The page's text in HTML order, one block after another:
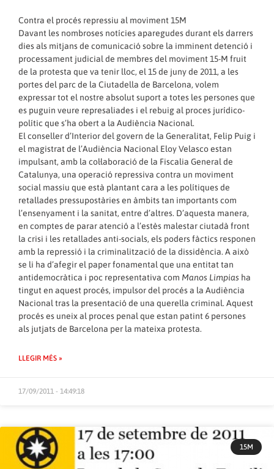
Contra el procés repressiu al moviment 15M
Davant les nombroses notícies aparegudes durant els darrers
dies als mitjans de comunicació sobre la imminent detenció i
processament judicial de membres del moviment 15-M fruit
de la protesta que va tenir lloc, el 15 de juny de 2011, a les
portes del parc de la Ciutadella de Barcelona, volem
expressar tot el nostre absolut suport a totes les persones que
es puguin veure represaliades i el rebuig al proces jurídico-
polític que s’ha obert a la Audiència Nacional.
El conseller d’Interior del govern de la Generalitat, Felip Puig i
el magistrat de l’Audiència Nacional Eloy Velasco estan
impulsant, amb la col·laboració de la Fiscalia General de
Catalunya, una operació repressiva contra un moviment
social massiu que està plantant cara a les polítiques de
retallades pressupostàries en àmbits tan importants com
l’ensenyament i la sanitat, entre d’altres. D’aquesta manera,
en comptes de parar atenció a l’estès malestar ciutadà front
la crisi i les retallades anti-socials, els poders fàctics responen
amb la repressió i la criminalització de la dissidència. A això
se li ha d’afegir el paper fonamental que una entitat tan
antidemocràtica i poc representativa com Manos Limpias ha
tingut en aquest procés, impulsor del procés a la Audiència
Nacional tras la presentació de una querella criminal. Aquest
procés es uneix al proces penal que estan patint 6 persones
als jutjats de Barcelona per la mateixa protesta.
LLEGIR MÉS »
17/09/2011 - 14:49:18
15M